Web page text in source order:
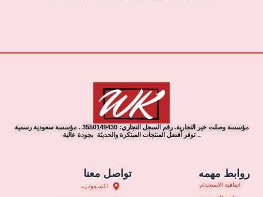
مؤسسة وصلت خير التجارية. رقم السجل التجاري: 3550149430 . مؤسسة سعودية رسمية
.. توفر أفضل المنتجات المبتكرة والحديثة بجودة عالية
روابط مهمه
اتفاقية الاستخدام
تواصل معنا
السعوديه